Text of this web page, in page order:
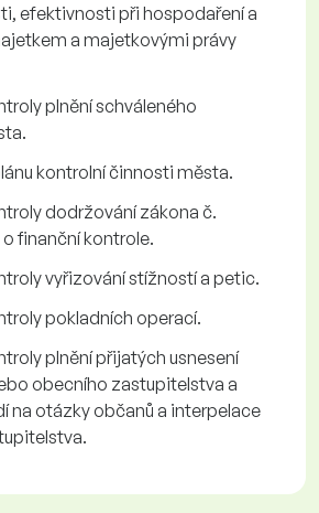
efektivnosti při hospodaření a
a majetkovými právy
plnění schváleného
kontrolní činnosti města.
dodržování zákona č.
finanční kontrole.
vyřizování stížností a petic.
pokladních operací.
plnění přijatých usnesení
obecního zastupitelstva a
na otázky občanů a interpelace